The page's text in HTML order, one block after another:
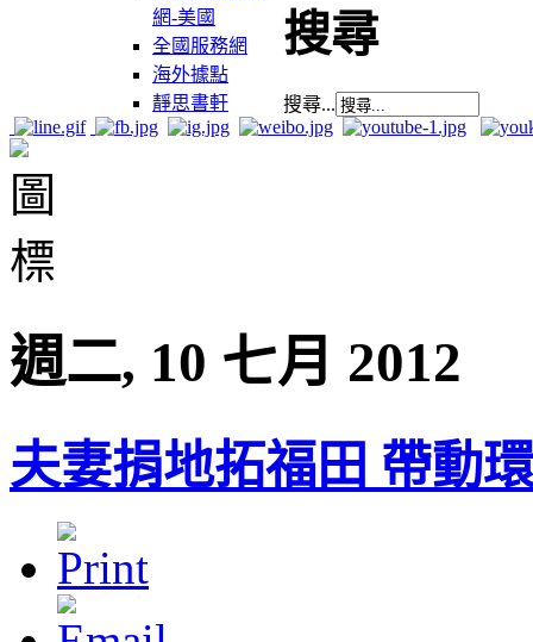
網-美國
全國服務網
海外據點
靜思書軒
搜尋
搜尋...
週二, 10 七月 2012
夫妻捐地拓福田 帶動